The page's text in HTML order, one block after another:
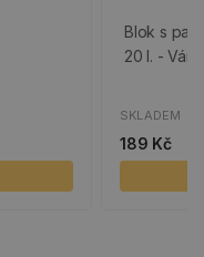
Blok s
20 l. -
SKLADEM
189 Kč